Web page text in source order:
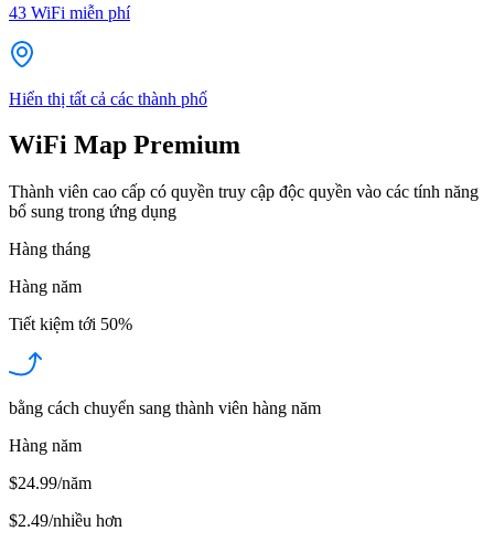
43 WiFi miễn phí
Hiển thị tất cả các thành phố
WiFi Map Premium
Thành viên cao cấp có quyền truy cập độc quyền vào các tính năng
bổ sung trong ứng dụng
Hàng tháng
Hàng năm
Tiết kiệm tới 50%
bằng cách chuyển sang thành viên hàng năm
Hàng năm
$24.99/năm
$2.49/nhiều hơn